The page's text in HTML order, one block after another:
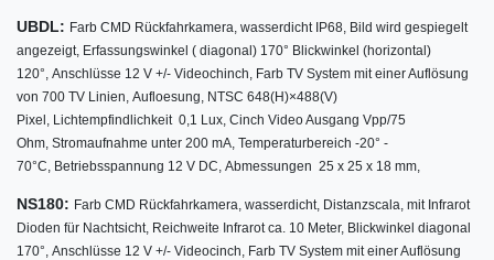
UBDL: Farb CMD Rückfahrkamera, wasserdicht IP68, Bild wird gespiegelt
angezeigt, Erfassungswinkel ( diagonal) 170° Blickwinkel (horizontal)
120°, Anschlüsse 12 V +/- Videochinch, Farb TV System mit einer Auflösung
von 700 TV Linien, Aufloesung, NTSC 648(H)×488(V)
Pixel, Lichtempfindlichkeit 0,1 Lux, Cinch Video Ausgang Vpp/75
Ohm, Stromaufnahme unter 200 mA, Temperaturbereich -20° -
70°C, Betriebsspannung 12 V DC, Abmessungen 25 x 25 x 18 mm,
NS180: Farb CMD Rückfahrkamera, wasserdicht, Distanzscala, mit Infrarot
Dioden für Nachtsicht, Reichweite Infrarot ca. 10 Meter, Blickwinkel diagonal
170°, Anschlüsse 12 V +/- Videocinch, Farb TV System mit einer Auflösung